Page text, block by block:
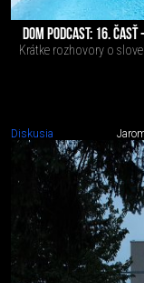
DOM PODCAST: 16. ČASŤ
Krátke rozhovory o
Diskusia